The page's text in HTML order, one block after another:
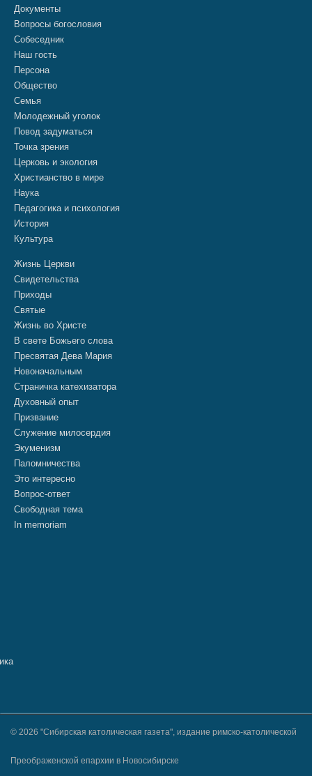
Документы
Вопросы богословия
Собеседник
Наш гость
Персона
Общество
Семья
Молодежный уголок
Повод задуматься
Точка зрения
Церковь и экология
Христианство в мире
Наука
Педагогика и психология
История
Культура
Жизнь Церкви
Свидетельства
Приходы
Святые
Жизнь во Христе
В свете Божьего слова
Пресвятая Дева Мария
Новоначальным
Страничка катехизатора
Духовный опыт
Призвание
Служение милосердия
Экуменизм
Паломничества
Это интересно
Вопрос-ответ
Свободная тема
In memoriam
© 2026 "Сибирская католическая газета", издание римско-католической
Преображенской епархии в Новосибирске